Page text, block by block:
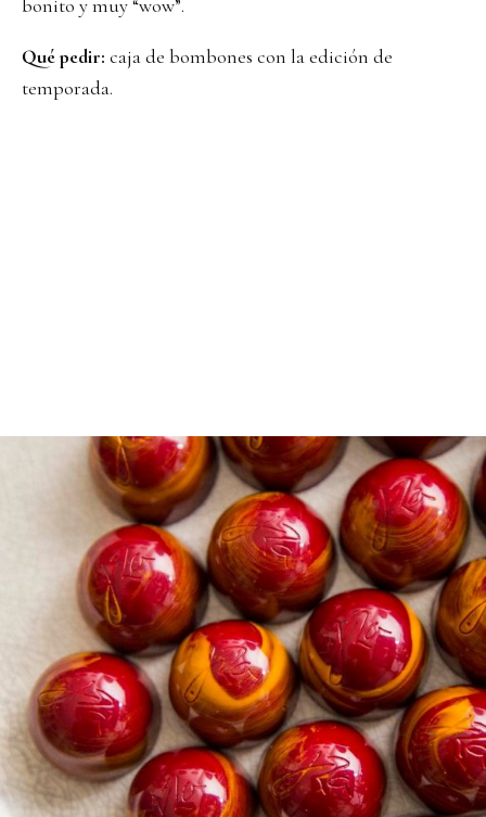
bonito y muy “wow”.
Qué pedir: caja de bombones con la edición de
temporada.